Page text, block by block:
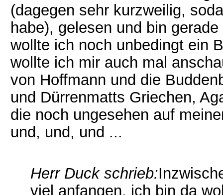
(dagegen sehr kurzweilig,
habe), gelesen und bin
wollte ich noch unbedingt ein
wollte ich mir auch mal
von Hoffmann und die
und Dürrenmatts Griechen,
die noch ungesehen auf
und, und, und ...
Herr Duck schrieb:
viel anfangen, ich bin da